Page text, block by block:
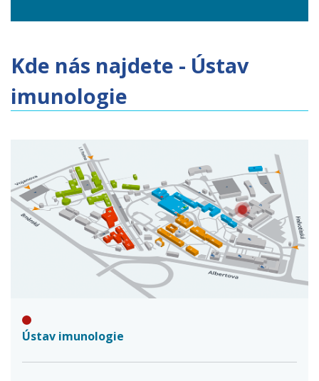
Kde nás najdete - Ústav
imunologie
Ústav imunologie